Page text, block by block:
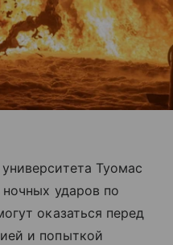
Туомас
ударов по
оказаться перед
и попыткой